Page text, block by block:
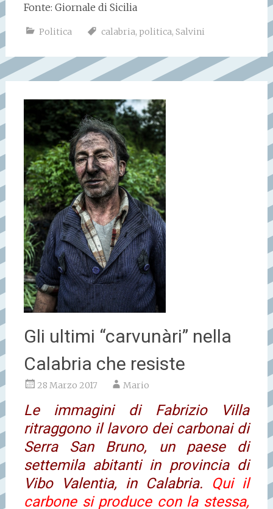
Fonte: Giornale di Sicilia
Politica calabria, politica, Salvini
Gli ultimi “carvunàri” nella
Calabria che resiste
28 Marzo 2017 Mario
Le immagini di Fabrizio Villa
ritraggono il lavoro dei carbonai di
Serra San Bruno, un paese di
settemila abitanti in provincia di
Vibo Valentia, in Calabria.
Qui il
carbone si produce con la stessa,